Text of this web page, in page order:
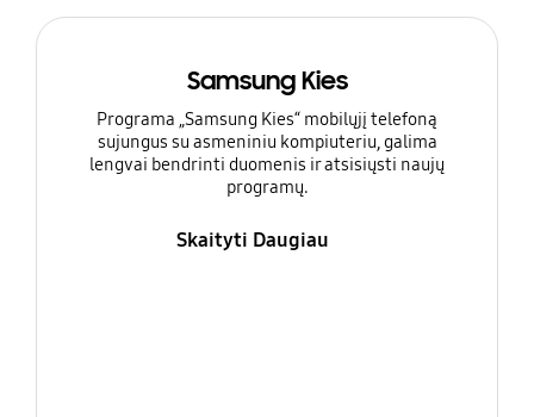
Samsung Kies
Programa „Samsung Kies“ mobilųjį telefoną
sujungus su asmeniniu kompiuteriu, galima
lengvai bendrinti duomenis ir atsisiųsti naujų
programų.
Skaityti Daugiau